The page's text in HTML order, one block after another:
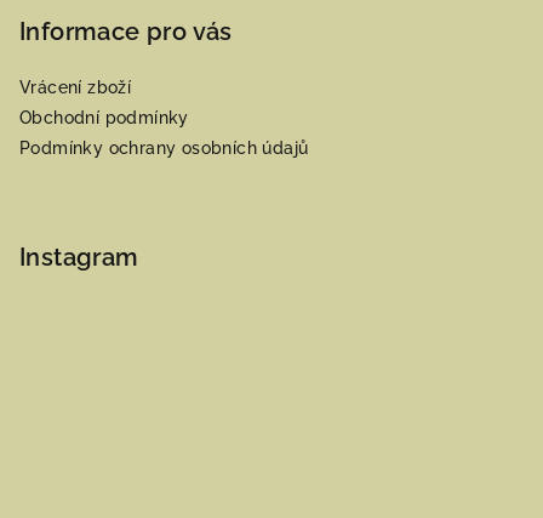
Informace pro vás
Vrácení zboží
Obchodní podmínky
Podmínky ochrany osobních údajů
Instagram